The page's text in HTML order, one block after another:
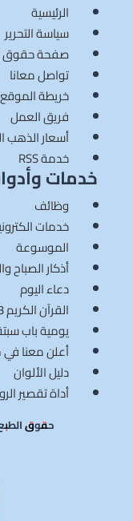
الرئيسية
سياسة التحرير
صفحة حقوق
تواصل معانا
خريطة الموقع
فريق العمل
أسعار الذهب
خدمة RSS
خدمات
وظائف
خدمات
الموسوعة
أذكار الصباح
دعاء اليوم
القرآن الكريم mp3
يومية باب
أعلن معنا
دليل الألوان
أداة تقصير
حقوق الطبع